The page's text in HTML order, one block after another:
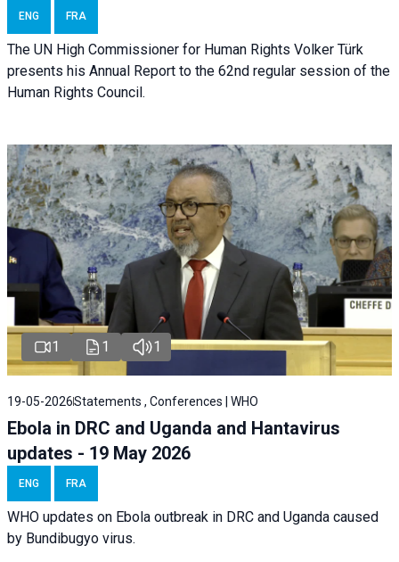
ENG FRA
The UN High Commissioner for Human Rights Volker Türk
presents his Annual Report to the 62nd regular session of the
Human Rights Council.
1 1 1
19-05-2026Statements , Conferences | WHO
Ebola in DRC and Uganda and Hantavirus
updates - 19 May 2026
ENG FRA
WHO updates on Ebola outbreak in DRC and Uganda caused
by Bundibugyo virus.